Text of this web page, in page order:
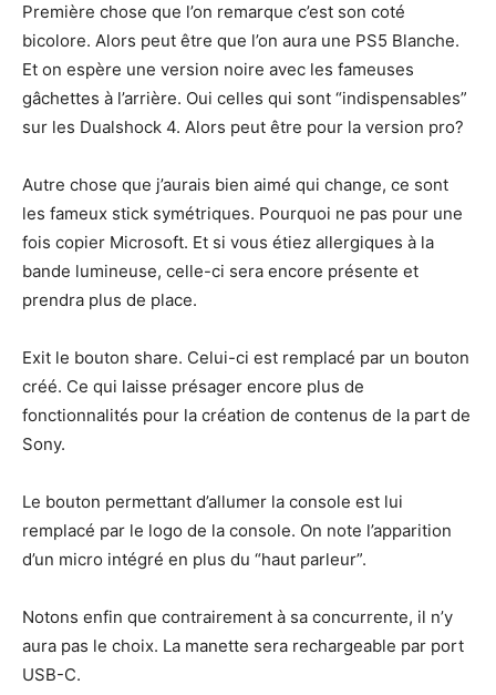
Première chose que l’on remarque c’est son coté
bicolore. Alors peut être que l’on aura une PS5 Blanche.
Et on espère une version noire avec les fameuses
gâchettes à l’arrière. Oui celles qui sont “indispensables”
sur les Dualshock 4. Alors peut être pour la version pro?
Autre chose que j’aurais bien aimé qui change, ce sont
les fameux stick symétriques. Pourquoi ne pas pour une
fois copier Microsoft. Et si vous étiez allergiques à la
bande lumineuse, celle-ci sera encore présente et
prendra plus de place.
Exit le bouton share. Celui-ci est remplacé par un bouton
créé. Ce qui laisse présager encore plus de
fonctionnalités pour la création de contenus de la part de
Sony.
Le bouton permettant d’allumer la console est lui
remplacé par le logo de la console. On note l’apparition
d’un micro intégré en plus du “haut parleur”.
Notons enfin que contrairement à sa concurrente, il n’y
aura pas le choix. La manette sera rechargeable par port
USB-C.